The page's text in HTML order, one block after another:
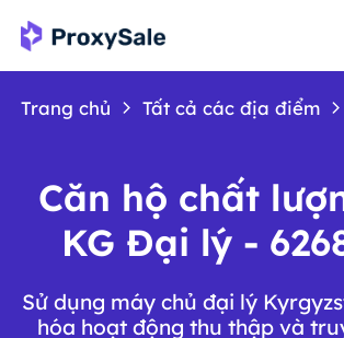
Trang chủ Tất cả các địa điểm
Căn hộ chất
KG Đại lý -
Sử dụng máy chủ đại lý
hóa hoạt động thu thập và